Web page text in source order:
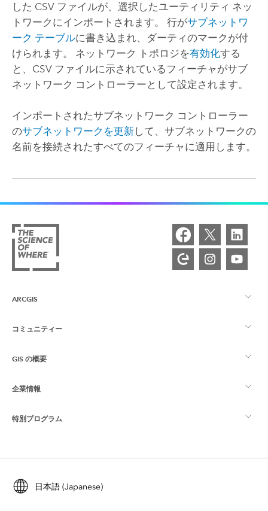
した CSV ファイルが、選択したユーティリティ ネッ
トワークにインポートされます。 行がサブネットワ
ーク テーブルに書き込まれ、ダーティのマークが付
けられます。 ネットワーク トポロジを有効化する
と、CSV ファイルに示されているフィーチャがサブ
ネットワーク コントローラーとして設定されます。
インポートされたサブネットワーク コントローラー
のサブネットワークを更新して、サブネットワークの
名前を接続されたすべてのフィーチャに適用します。
ARCGIS
ArcGIS の概要
マッピング
コミュニティー
Esri Community
ArcGIS ブログ
Esri Young Professionals Network
GIS の概要
GIS とは
ロケーション インテリジェンス
トレーニング
ArcUser
企業情報
Esri について
採用情報
特別プログラム
ArcGIS for Student Use
日本語 (Japanese)